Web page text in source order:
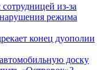
из-за
режима
конец дуополии
доску